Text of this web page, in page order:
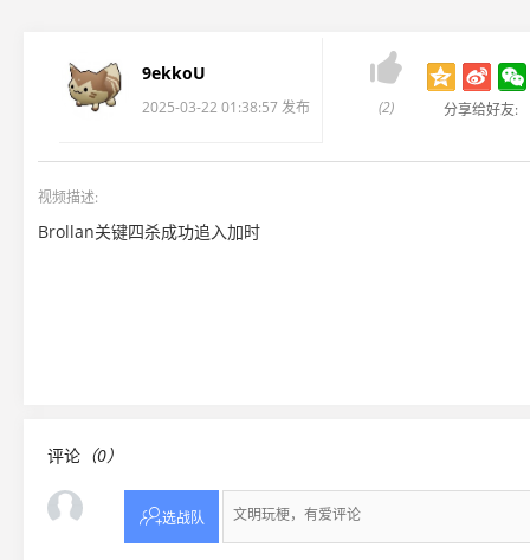
9ekkoU
2025-03-22 01:38:57 发布

(2) 分享给好友:
视频描述:
Brollan关键四杀成功追入加时
评论 （0）
选战队